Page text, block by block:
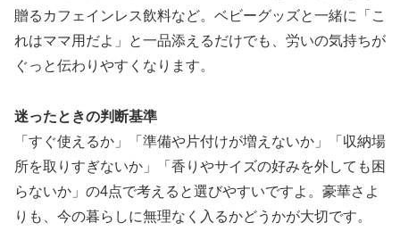
贈るカフェインレス飲料など。ベビーグッズと一緒に「こ
れはママ用だよ」と一品添えるだけでも、労いの気持ちが
ぐっと伝わりやすくなります。
迷ったときの判断基準
「すぐ使えるか」「準備や片付けが増えないか」「収納場
所を取りすぎないか」「香りやサイズの好みを外しても困
らないか」の4点で考えると選びやすいですよ。豪華さよ
りも、今の暮らしに無理なく入るかどうかが大切です。